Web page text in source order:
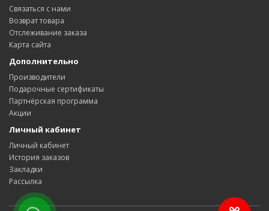
Связаться с нами
Возврат товара
Отслеживание заказа
Карта сайта
Дополнительно
Производители
Подарочные сертификаты
Партнёрская программа
Акции
Личный кабинет
Личный кабинет
История заказов
Закладки
Рассылка